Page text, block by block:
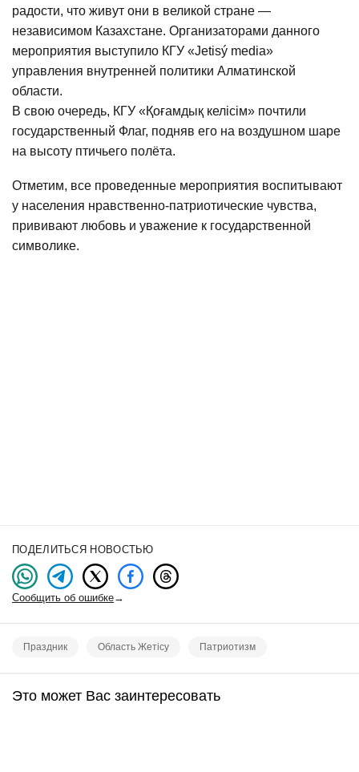
радости, что живут они в великой стране —
независимом Казахстане. Организаторами данного
мероприятия выступило КГУ «Jetisý media»
управления внутренней политики Алматинской
области.
В свою очередь, КГУ «Қоғамдық келісім» почтили
государственный Флаг, подняв его на воздушном шаре
на высоту птичьего полёта.
Отметим, все проведенные мероприятия воспитывают
у населения нравственно-патриотические чувства,
прививают любовь и уважение к государственной
символике.
ПОДЕЛИТЬСЯ НОВОСТЬЮ
Сообщить об ошибке→
Праздник Область Жетісу Патриотизм
Это может Вас заинтересовать